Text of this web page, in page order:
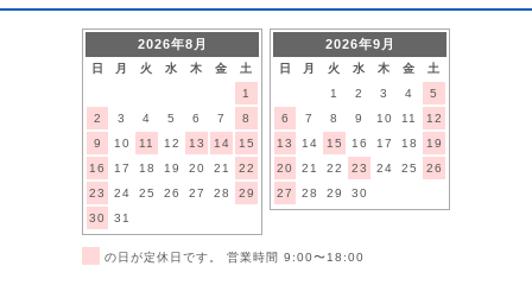
2026年8月
日 月 火 水 木 金
土
1
2
3 4 5 6 7
8
9
10 11 12 13 14
15
16
17 18 19 20 21
22
23
24 25 26 27 28
29
30
31
2026年9月
日 月 火 水 木 金
土
1
2 3 4
5
6
7 8 9 10 11
12
13
14 15 16 17 18
19
20
21 22 23 24 25
26
27
28 29 30
の日が定休日です。 営業時間 9:00〜18:00